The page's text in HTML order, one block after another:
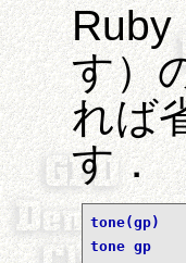
Ruby
す）
れば
す．
tone(gp)
tone gp